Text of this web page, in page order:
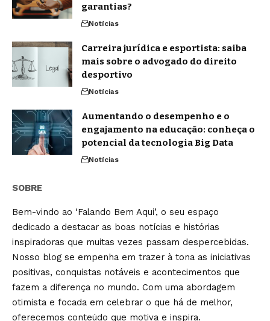
garantias?
Notícias
Carreira jurídica e esportista: saiba
mais sobre o advogado do direito
desportivo
Notícias
Aumentando o desempenho e o
engajamento na educação: conheça o
potencial da tecnologia Big Data
Notícias
SOBRE
Bem-vindo ao ‘Falando Bem Aqui’, o seu espaço
dedicado a destacar as boas notícias e histórias
inspiradoras que muitas vezes passam despercebidas.
Nosso blog se empenha em trazer à tona as iniciativas
positivas, conquistas notáveis e acontecimentos que
fazem a diferença no mundo. Com uma abordagem
otimista e focada em celebrar o que há de melhor,
oferecemos conteúdo que motiva e inspira.